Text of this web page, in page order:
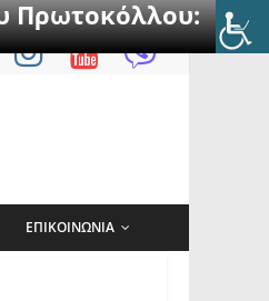
Πρωτοκόλλου:
ΕΠΙΚΟΙΝΩΝΙΑ